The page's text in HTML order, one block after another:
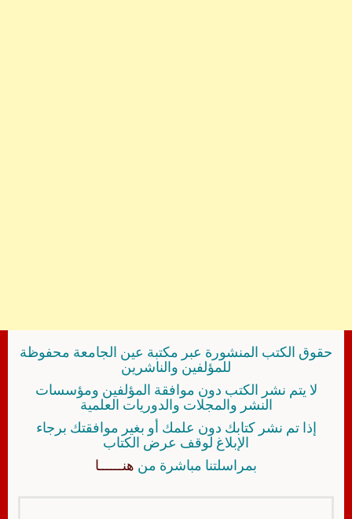
حقوق الكتب المنشورة عبر مكتبة عين الجامعة محفوظة
للمؤلفين والناشرين
لا يتم نشر الكتب دون موافقة المؤلفين ومؤسسات
النشر والمجلات والدوريات العلمية
إذا تم نشر كتابك دون علمك أو بغير موافقتك برجاء
الإبلاغ لوقف عرض الكتاب
بمراسلتنا مباشرة من هنــــــا